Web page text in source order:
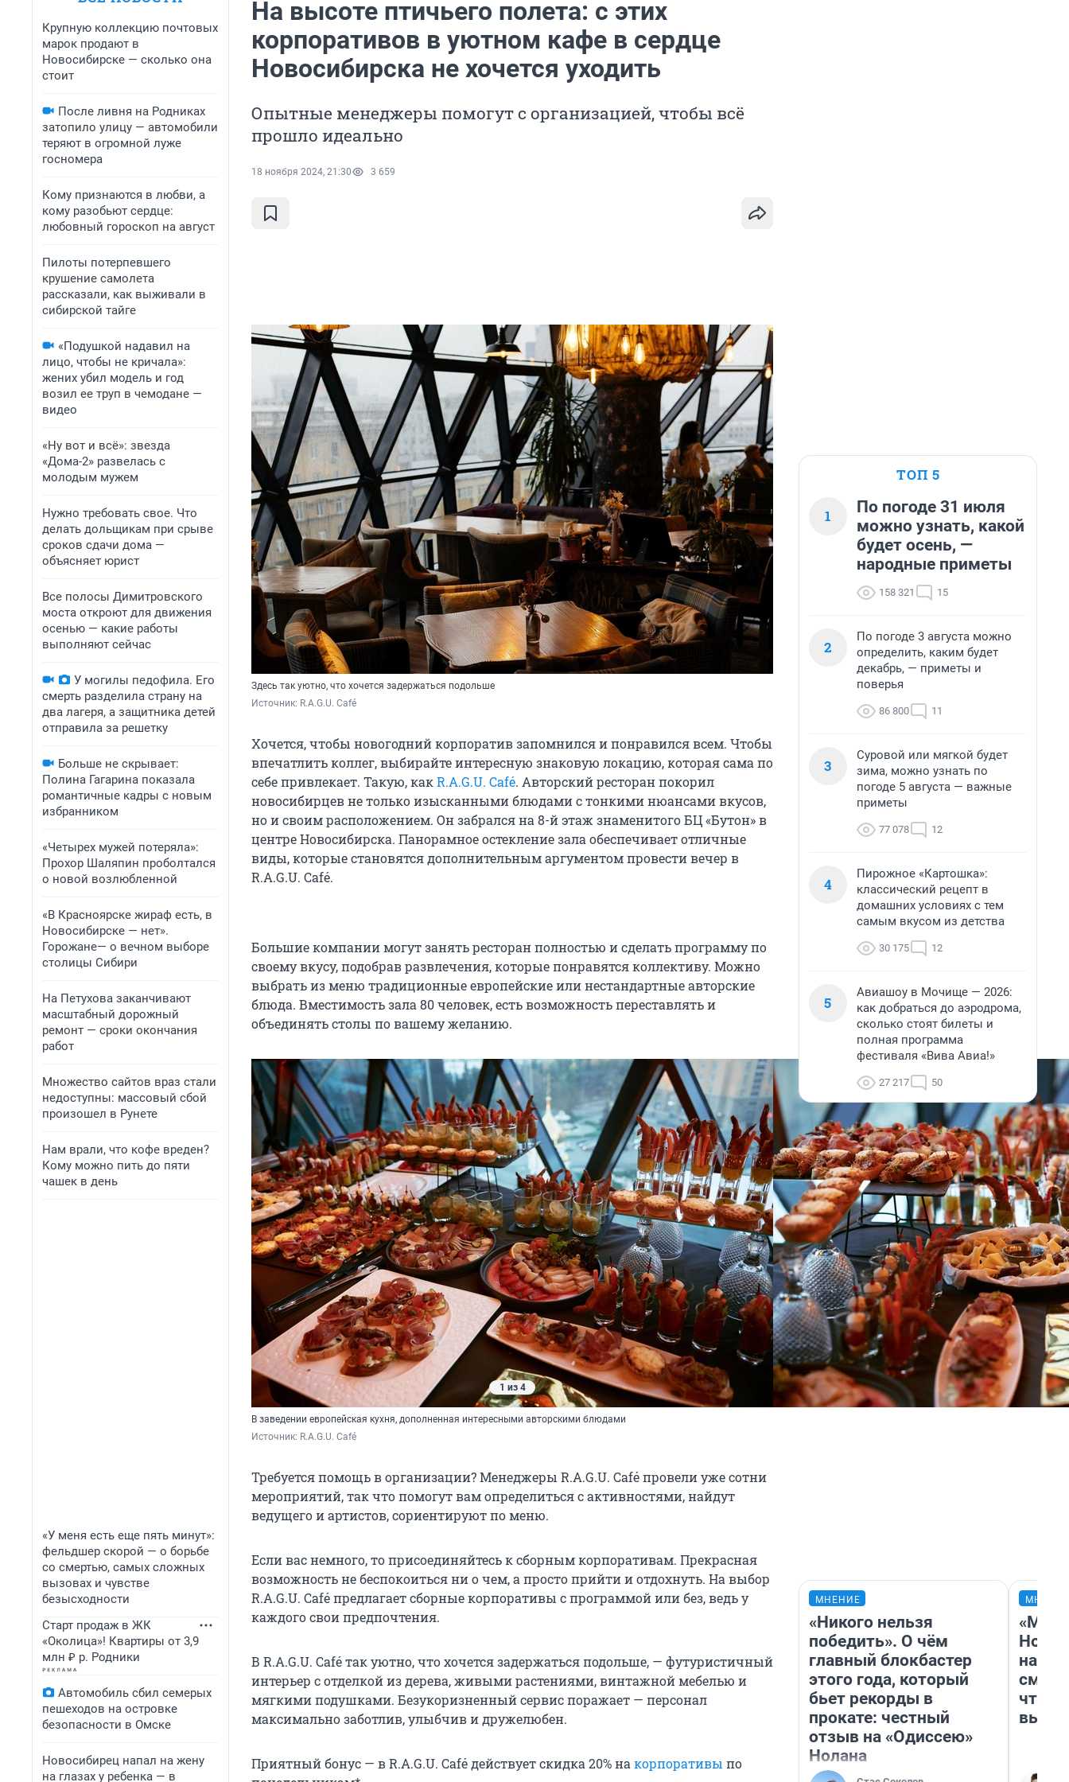
Крупную коллекцию почтовых
марок продают в
Новосибирске — сколько она
стоит
После ливня на Родниках
затопило улицу — автомобили
теряют в огромной луже
госномера
Кому признаются в любви, а
кому разобьют сердце:
любовный гороскоп на август
Пилоты потерпевшего
крушение самолета
рассказали, как выживали в
сибирской тайге
«Подушкой надавил на
лицо, чтобы не кричала»:
жених убил модель и год
возил ее труп в чемодане —
видео
«Ну вот и всё»: звезда
«Дома-2» развелась с
молодым мужем
Нужно требовать свое. Что
делать дольщикам при срыве
сроков сдачи дома —
объясняет юрист
Все полосы Димитровского
моста откроют для движения
осенью — какие работы
выполняют сейчас
У могилы педофила. Его
смерть разделила страну на
два лагеря, а защитника детей
отправила за решетку
Больше не скрывает:
Полина Гагарина показала
романтичные кадры с новым
избранником
«Четырех мужей потеряла»:
Прохор Шаляпин проболтался
о новой возлюбленной
«В Красноярске жираф есть, в
Новосибирске — нет».
Горожане— о вечном выборе
столицы Сибири
На Петухова заканчивают
масштабный дорожный
ремонт — сроки окончания
работ
Множество сайтов враз стали
недоступны: массовый сбой
произошел в Рунете
Нам врали, что кофе вреден?
Кому можно пить до пяти
чашек в день
«У меня есть еще пять минут»:
фельдшер скорой — о борьбе
со смертью, самых сложных
вызовах и чувстве
безысходности
Старт продаж в ЖК
«Околица»! Квартиры от 3,9
млн ₽ р. Родники
Автомобиль сбил семерых
пешеходов на островке
безопасности в Омске
Новосибирец напал на жену
на глазах у ребенка — в
На высоте птичьего полета: с этих
корпоративов в уютном кафе в сердце
Новосибирска не хочется уходить
Опытные менеджеры помогут с организацией, чтобы всё
прошло идеально
18 ноября 2024, 21:30 3 659
Здесь так уютно, что хочется задержаться подольше
Источник: R.A.G.U. Café
Хочется, чтобы новогодний корпоратив запомнился и понравился всем. Чтобы
впечатлить коллег, выбирайте интересную знаковую локацию, которая сама по
себе привлекает. Такую, какR.A.G.U. Café. Авторский ресторан покорил
новосибирцев не только изысканными блюдами с тонкими нюансами вкусов,
но и своим расположением. Он забрался на 8-й этаж знаменитого БЦ «Бутон» в
центре Новосибирска. Панорамное остекление зала обеспечивает отличные
виды, которые становятся дополнительным аргументом провести вечер в
R.A.G.U. Café.
Большие компании могут занять ресторан полностью и сделать программу по
своему вкусу, подобрав развлечения, которые понравятся коллективу. Можно
выбрать из меню традиционные европейские или нестандартные авторские
блюда. Вместимость зала 80 человек, есть возможность переставлять и
объединять столы по вашему желанию.
1 из 4
В заведении европейская кухня, дополненная интересными авторскими блюдами
Источник: R.A.G.U. Café
Требуется помощь в организации? Менеджеры R.A.G.U. Café провели уже сотни
мероприятий, так что помогут вам определиться с активностями, найдут
ведущего и артистов, сориентируют по меню.
Если вас немного, то присоединяйтесь к сборным корпоративам. Прекрасная
возможность не беспокоиться ни о чем, а просто прийти и отдохнуть. На выбор
R.A.G.U. Café предлагает сборные корпоративы с программой или без, ведь у
каждого свои предпочтения.
В R.A.G.U. Café так уютно, что хочется задержаться подольше, — футуристичный
интерьер с отделкой из дерева, живыми растениями, винтажной мебелью и
мягкими подушками. Безукоризненный сервис поражает — персонал
максимально заботлив, улыбчив и дружелюбен.
Приятный бонус — в R.A.G.U. Café действует скидка 20% на корпоративы по
ТОП 5
1
По погоде 31 июля
можно узнать, какой
будет осень, —
народные приметы
158 321 15
2
По погоде 3 августа можно
определить, каким будет
декабрь, — приметы и
поверья
86 800 11
3
Суровой или мягкой будет
зима, можно узнать по
погоде 5 августа — важные
приметы
77 078 12
4
Пирожное «Картошка»:
классический рецепт в
домашних условиях с тем
самым вкусом из детства
30 175 12
5
Авиашоу в Мочище — 2026:
как добраться до аэродрома,
сколько стоят билеты и
полная программа
фестиваля «Вива Авиа!»
27 217 50
МНЕНИЕ
«Никого нельзя
победить». О чём
главный блокбастер
этого года, который
бьет рекорды в
прокате: честный
отзыв на «Одиссею»
Нолана
«Мы